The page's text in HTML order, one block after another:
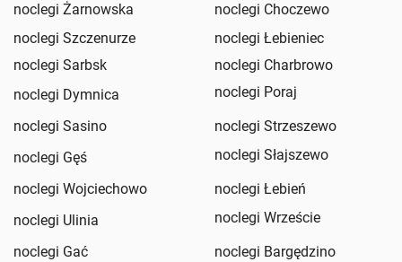
noclegi Żarnowska
noclegi Choczewo
noclegi Szczenurze
noclegi Łebieniec
noclegi Sarbsk
noclegi Charbrowo
noclegi Dymnica
noclegi Poraj
noclegi Sasino
noclegi Strzeszewo
noclegi Gęś
noclegi Słajszewo
noclegi Wojciechowo
noclegi Łebień
noclegi Ulinia
noclegi Wrzeście
noclegi Gać
noclegi Bargędzino